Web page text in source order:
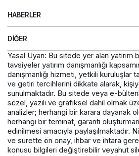
HABERLER
DIĞER
Yasal Uyarı: Bu sitede yer alan yatırım
tavsiyeler yatırım danışmanlığı
danışmanlığı hizmeti, yetkili kuruluşlar
ve getiri tercihlerini dikkate alarak,
sunulmaktadır. Bu sitede veya e-
sözel, yazılı ve grafiksel dahil olmak
analizler; herhangi bir karara dayanak
herhangi bir teminat, garanti
edinilmesi amacıyla paylaşılmaktadır.
ve surette ön onay, ihbar ve ihtara
konusu bilgileri değiştirebilir veyahut